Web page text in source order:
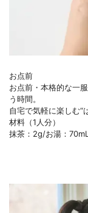
お点前
お点前・本格的な一
う時間。
自宅で気軽に楽しむ“
材料（1人分）
抹茶：2g/お湯：70mL